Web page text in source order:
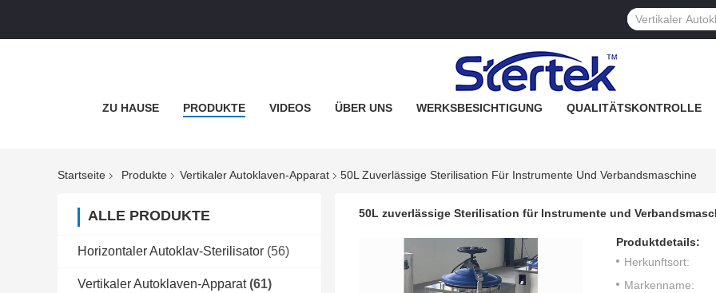
ZU HAUSE PRODUKTE VIDEOS ÜBER UNS WERKSBESICHTIGUNG QUALITÄTSKONTROLLE
Startseite Produkte Vertikaler Autoklaven-Apparat 50L Zuverlässige Sterilisation Für Instrumente Und Verbandsmaschine
ALLE PRODUKTE
Horizontaler Autoklav-Sterilisator (56)
Vertikaler Autoklaven-Apparat (61)
50L zuverlässige Sterilisation für Instrumente und
Produktdetails:
Herkunftsort:
Markenname: